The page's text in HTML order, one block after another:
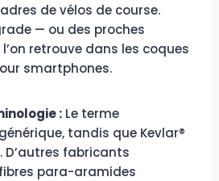
de vélos de course.
— ou des proches
retrouve dans les coques
smartphones.
: Le terme
tandis que Kevlar®
D’autres fabricants
para-aramides